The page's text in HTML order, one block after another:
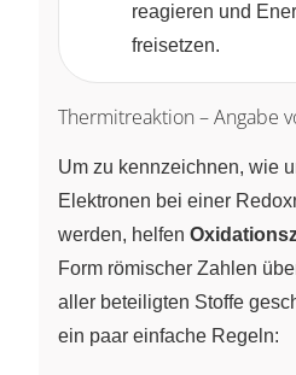
reagieren und
freisetzen.
Thermitreaktion – Angabe
Um zu kennzeichnen, wie
Elektronen bei einer
werden, helfen
Form römischer Zahlen
aller beteiligten Stoffe
ein paar einfache Regeln: